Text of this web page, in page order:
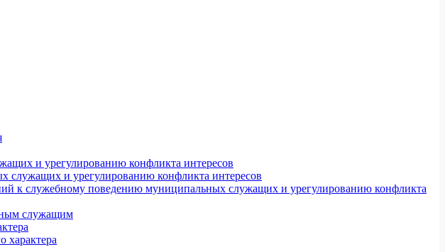
и урегулированию конфликта интересов
и урегулированию конфликта интересов
к служебному поведению муниципальных служащих и урегулированию конфликта
служащим
характера